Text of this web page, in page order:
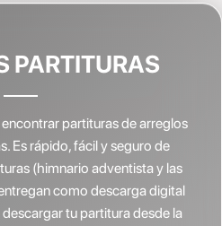
PARTITURAS
partituras de arreglos
Es rápido, fácil y seguro de
(himnario adventista y las
como descarga digital
tu partitura desde la